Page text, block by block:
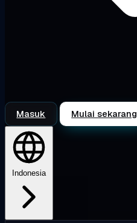
Masuk Mulai sekarang
Indonesia